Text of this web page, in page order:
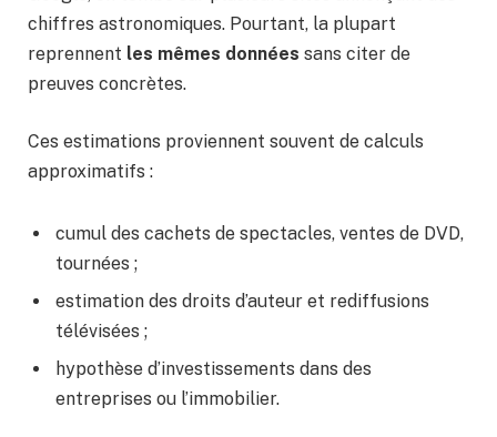
chiffres astronomiques. Pourtant, la plupart
reprennent les mêmes données sans citer de
preuves concrètes.
Ces estimations proviennent souvent de calculs
approximatifs :
cumul des cachets de spectacles, ventes de DVD,
tournées ;
estimation des droits d’auteur et rediffusions
télévisées ;
hypothèse d’investissements dans des
entreprises ou l’immobilier.